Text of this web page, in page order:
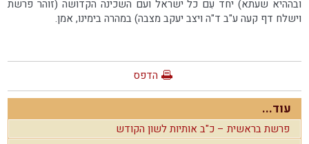
ובההיא שעתא) יחד עִם כל ישראל ועם השכינה הקדושה (זוהר פרשת
וישלח דף קעה ע"ב ד"ה ויצב יעקב מצבה) במהרה בימינו, אמן.
הדפס
עוד...
פרשת בראשית – כ"ב אותיות לשון הקודש